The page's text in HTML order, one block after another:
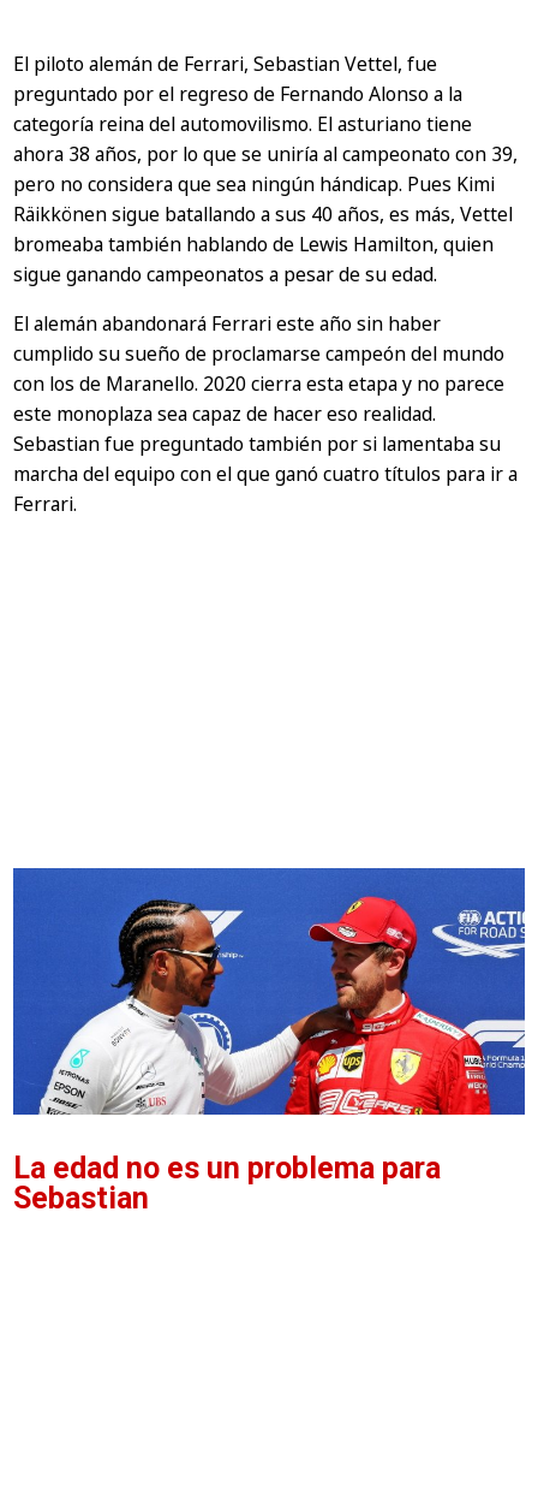
El piloto alemán de Ferrari, Sebastian Vettel, fue
preguntado por el regreso de Fernando Alonso a la
categoría reina del automovilismo. El asturiano tiene
ahora 38 años, por lo que se uniría al campeonato con 39,
pero no considera que sea ningún hándicap. Pues Kimi
Räikkönen sigue batallando a sus 40 años, es más, Vettel
bromeaba también hablando de Lewis Hamilton, quien
sigue ganando campeonatos a pesar de su edad.
El alemán abandonará Ferrari este año sin haber
cumplido su sueño de proclamarse campeón del mundo
con los de Maranello. 2020 cierra esta etapa y no parece
este monoplaza sea capaz de hacer eso realidad.
Sebastian fue preguntado también por si lamentaba su
marcha del equipo con el que ganó cuatro títulos para ir a
Ferrari.
La edad no es un problema para
Sebastian